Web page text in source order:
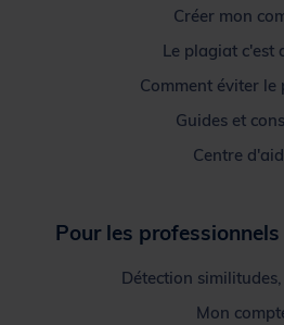
Créer mon
Le plagiat c'est
Comment éviter le
Guides et
Centre
Pour les
Détection
Mon